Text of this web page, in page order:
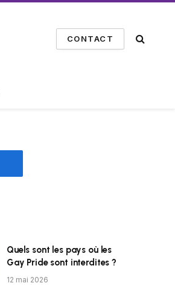
CONTACT
Quels sont les pays où les
Gay Pride sont interdites ?
12 mai 2026